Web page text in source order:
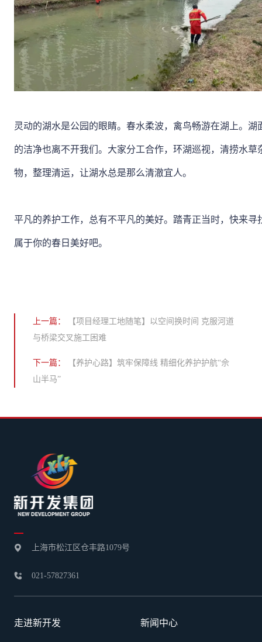
灵动的湖水是公园的眼睛。春水柔波，禽鸟畅游在湖上。湖
的洁净也离不开我们。大家分工合作，环湖巡视，清捞水草
物，整理清运，让湖水总是那么清澈宜人。
平凡的养护工作，总有不平凡的美好。踏青正当时，快来寻
属于你的春日美好吧。
上一篇：
【项目经理工地随笔】以空间换时间 克服河道
与桥梁交叉施工困难
下一篇：
【养护心路】筑牢保障线 精细化养护护航“佘
山半马”
 上海市松江区仓丰路1079号
 021-57827361
走进新开发 新闻中心